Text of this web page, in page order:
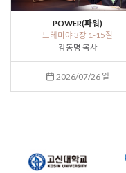
POWER(파워)
느헤미야 3장 1-15절
강동명 목사
2026/07/26 일